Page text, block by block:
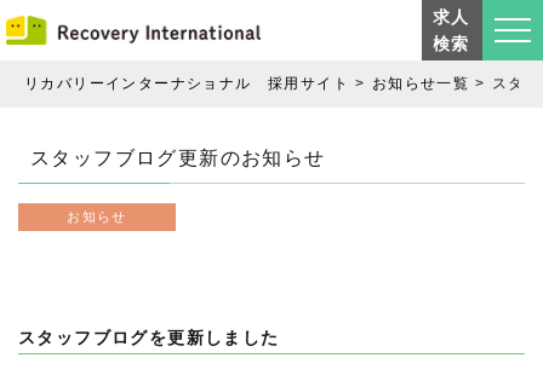
リカバリーインターナショナル 採用サイト お知らせ一覧 スタ
スタッフブログ更新のお知らせ
お知らせ
スタッフブログを更新しました
求人
検索